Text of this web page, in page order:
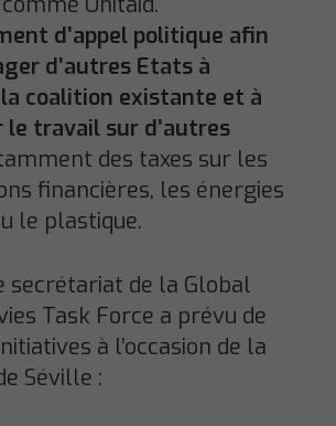
d’appel politique afin
d’autres Etats à
coalition existante et à
le travail sur d’autres
des taxes sur les
financières, les énergies
le plastique.
secrétariat de la Global
Task Force a prévu de
à l’occasion de la
Séville :